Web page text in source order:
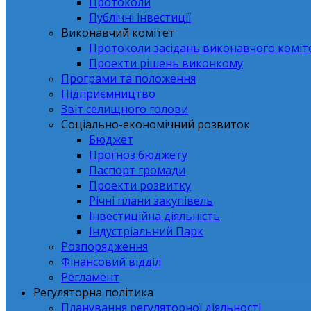
Публічні інвестиції
Виконавчий комітет
Протоколи засідань виконавчого
Проекти рішень виконкому
Програми та положення
Підприємництво
Звіт селищного голови
Соціально-економічний розвиток
Бюджет
Прогноз бюджету
Паспорт громади
Проекти розвитку
Річні плани закупівель
Інвестиційна діяльність
Індустріальний Парк
Розпорядження
Фінансовий відділ
Регламент
Регуляторна політика
Планування регуляторної діяльності